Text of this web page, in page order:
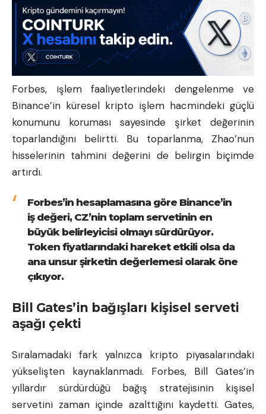
Forbes, işlem faaliyetlerindeki dengelenme ve
Binance’in küresel kripto işlem hacmindeki güçlü
konumunu koruması sayesinde şirket değerinin
toparlandığını belirtti. Bu toparlanma, Zhao’nun
hisselerinin tahmini değerini de belirgin biçimde
artırdı.
Forbes’in hesaplamasına göre Binance’in
iş değeri, CZ’nin toplam servetinin en
büyük belirleyicisi olmayı sürdürüyor.
Token fiyatlarındaki hareket etkili olsa da
ana unsur şirketin değerlemesi olarak öne
çıkıyor.
Bill Gates’in bağışları kişisel serveti
aşağı çekti
Sıralamadaki fark yalnızca kripto piyasalarındaki
yükselişten kaynaklanmadı. Forbes, Bill Gates’in
yıllardır sürdürdüğü bağış stratejisinin kişisel
servetini zaman içinde azalttığını kaydetti. Gates,